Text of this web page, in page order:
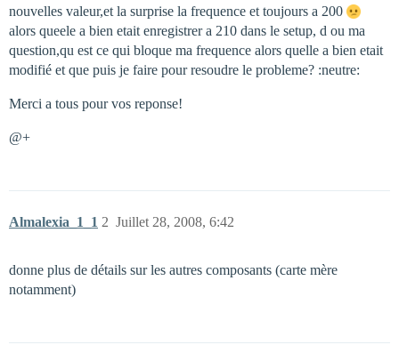
nouvelles valeur,et la surprise la frequence et toujours a 200
alors queele a bien etait enregistrer a 210 dans le setup, d ou ma
question,qu est ce qui bloque ma frequence alors quelle a bien etait
modifié et que puis je faire pour resoudre le probleme? :neutre:
Merci a tous pour vos reponse!
@+
Almalexia_1_1 Juillet 28, 2008, 6:42
2
donne plus de détails sur les autres composants (carte mère
notamment)